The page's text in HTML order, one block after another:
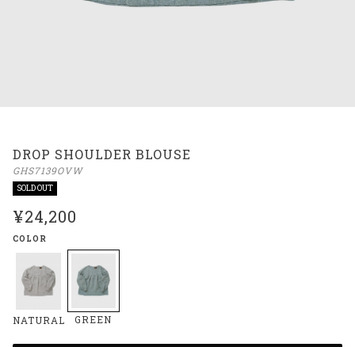
DROP SHOULDER BLOUSE
GHS7139OVW
SOLD OUT
¥24,200
COLOR
NATURAL GREEN